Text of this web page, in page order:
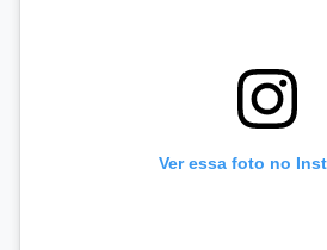
Ver essa foto no